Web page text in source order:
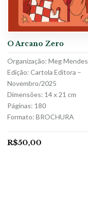
O Arcano Zero
Organização: Meg Mendes
Edição: Cartola Editora –
Novembro/2025
Dimensões: 14 x 21 cm
Páginas: 180
Formato: BROCHURA
R$50,00